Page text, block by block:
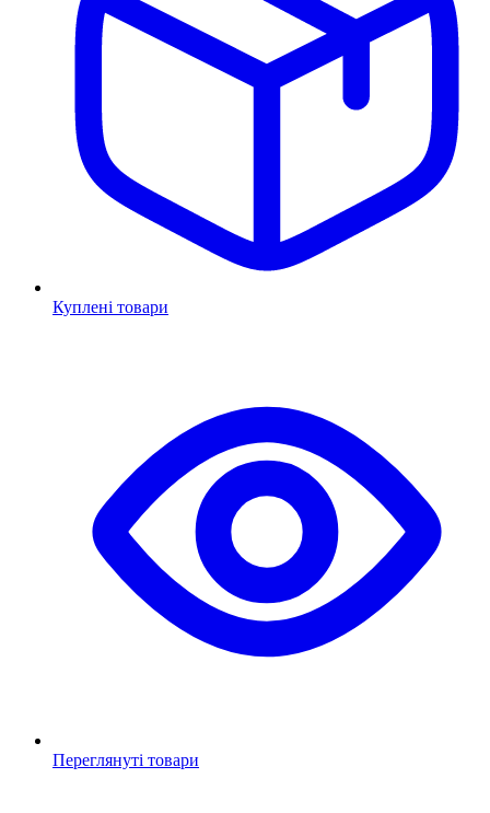
Куплені товари
Переглянуті товари